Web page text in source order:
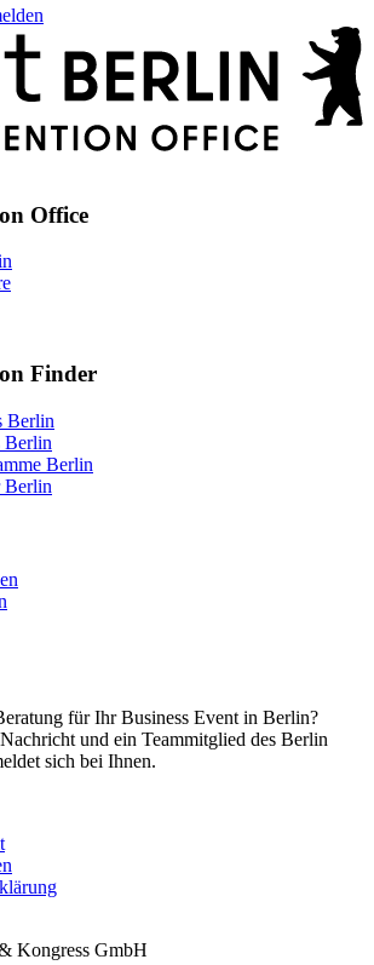
Office
Finder
Berlin
Berlin
Berlin
Berlin
für Ihr Business Event in Berlin?
und ein Teammitglied des Berlin
sich bei Ihnen.
Kongress GmbH